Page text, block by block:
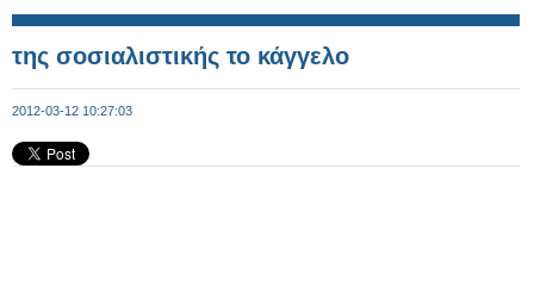
της σοσιαλιστικής το κάγγελο
2012-03-12 10:27:03